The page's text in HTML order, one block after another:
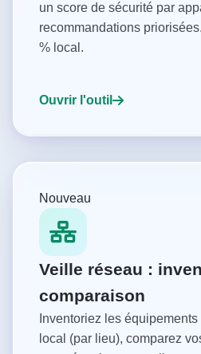
un score de sécurité par
recommandations
% local.
Ouvrir l'outil
Nouveau
Veille réseau :
comparaison
Inventoriez les
local (par lieu), comparez